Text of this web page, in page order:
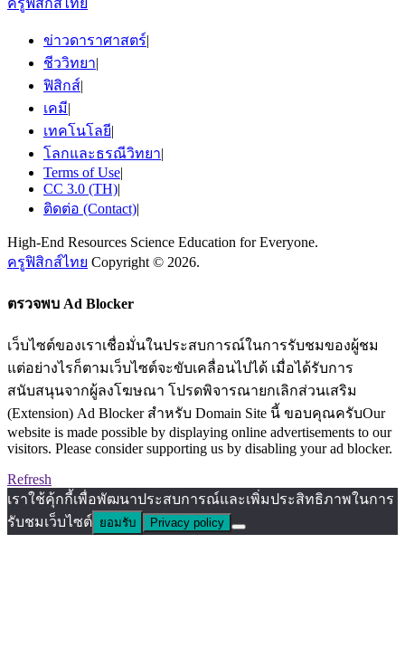
ข่าวดาราศาสตร์|
ชีววิทยา|
ฟิสิกส์|
เคมี|
เทคโนโลยี|
โลกและธรณีวิทยา|
Terms of Use|
CC 3.0 (TH)|
ติดต่อ (Contact)|
High-End Resources Science Education for Everyone.
ครูฟิสิกส์ไทย Copyright © 2026.
ตรวจพบ Ad Blocker
เว็บไซต์ของเราเชื่อมั่นในประสบการณ์ในการรับชมของผู้ชม
แต่อย่างไรก็ตามเว็บไซต์จะขับเคลื่อนไปได้ เมื่อได้รับการ
สนับสนุนจากผู้ลงโฆษณา โปรดพิจารณายกเลิกส่วนเสริม
(Extension) Ad Blocker สำหรับ Domain Site นี้ ขอบคุณครับOur
website is made possible by displaying online advertisements to our
visitors. Please consider supporting us by disabling your ad blocker.
Refresh
เราใช้คุ้กกี้เพื่อพัฒนาประสบการณ์และเพิ่มประสิทธิภาพในการ
รับชมเว็บไซต์ ยอมรับ Privacy policy